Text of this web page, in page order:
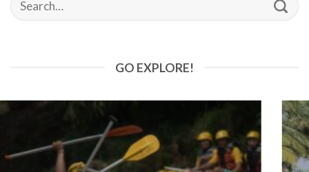
GO EXPLORE!